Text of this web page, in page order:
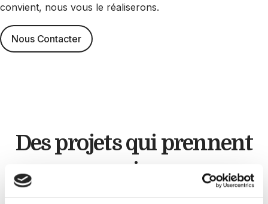
convient, nous vous le réaliserons.
Nous Contacter
Des projets quiprennent
vie